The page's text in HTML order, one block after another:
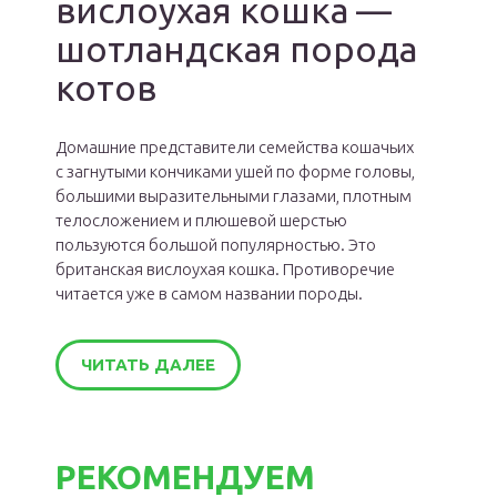
вислоухая кошка —
шотландская порода
котов
Домашние представители семейства кошачьих
с загнутыми кончиками ушей по форме головы,
большими выразительными глазами, плотным
телосложением и плюшевой шерстью
пользуются большой популярностью. Это
британская вислоухая кошка. Противоречие
читается уже в самом названии породы.
ЧИТАТЬ ДАЛЕЕ
РЕКОМЕНДУЕМ